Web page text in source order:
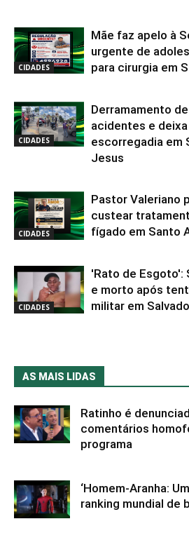
CIDADES
Mãe faz apelo à
urgente de
para cirurgia em
CIDADES
Derramamento
acidentes e deixa
escorregadia em
Jesus
CIDADES
Pastor Valeriano
custear
fígado em Santo
CIDADES
'Rato de Esgoto':
e morto após
militar em
AS MAIS LIDAS
Ratinho é
comentários
programa
‘Homem-Aranha:
ranking mundial de